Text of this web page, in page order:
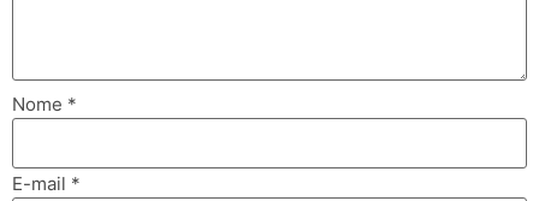
Nome *
E-mail *